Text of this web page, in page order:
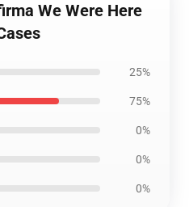
We Were Here
25%
75%
0%
0%
0%